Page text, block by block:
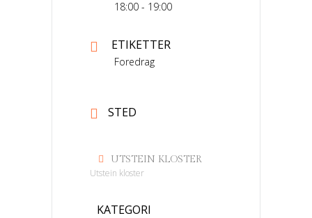
18:00 - 19:00
ETIKETTER
Foredrag
STED
UTSTEIN KLOSTER
Utstein kloster
KATEGORI